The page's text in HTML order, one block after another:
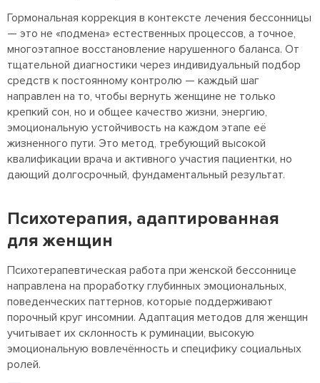
Гормональная коррекция в контексте лечения бессонницы
— это не «подмена» естественных процессов, а точное,
многоэтапное восстановление нарушенного баланса. От
тщательной диагностики через индивидуальный подбор
средств к постоянному контролю — каждый шаг
направлен на то, чтобы вернуть женщине не только
крепкий сон, но и общее качество жизни, энергию,
эмоциональную устойчивость на каждом этапе её
жизненного пути. Это метод, требующий высокой
квалификации врача и активного участия пациентки, но
дающий долгосрочный, фундаментальный результат.
Психотерапия, адаптированная
для женщин
Психотерапевтическая работа при женской бессоннице
направлена на проработку глубинных эмоциональных,
поведенческих паттернов, которые поддерживают
порочный круг инсомнии. Адаптация методов для женщин
учитывает их склонность к руминации, высокую
эмоциональную вовлечённость и специфику социальных
ролей.